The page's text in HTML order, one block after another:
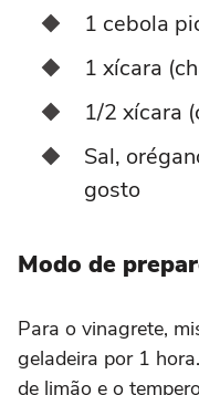
1 cebola
1 xícara
1/2 xícara
Sal,
gosto
Modo de
Para o vinagrete,
geladeira por 1
de limão e o